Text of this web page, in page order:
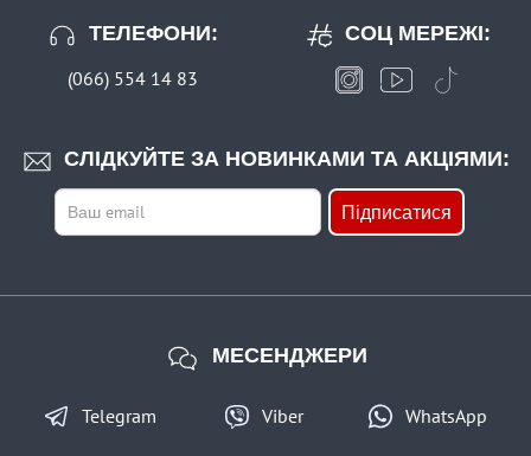
ТЕЛЕФОНИ:
(066) 554 14 83
СЛІДКУЙТЕ ЗА НОВИНКАМИ ТА АКЦІЯМИ:
Підписатися
СОЦ МЕРЕЖІ:
МЕСЕНДЖЕРИ
Telegram Viber WhatsApp